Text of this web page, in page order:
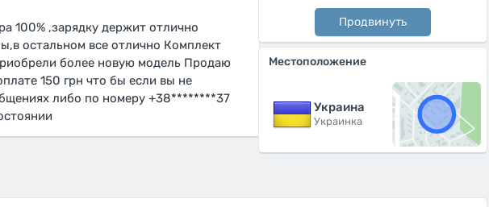
100% ,зарядку держит отлично
остальном все отлично Комплект
более новую модель Продаю
150 грн что бы если вы не
либо по номеру +38********37
Продвинуть
Местоположение
Украина
Украинка